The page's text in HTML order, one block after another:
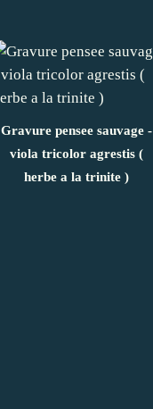
Gravure pensee sauvage -
viola tricolor agrestis (
herbe a la trinite )